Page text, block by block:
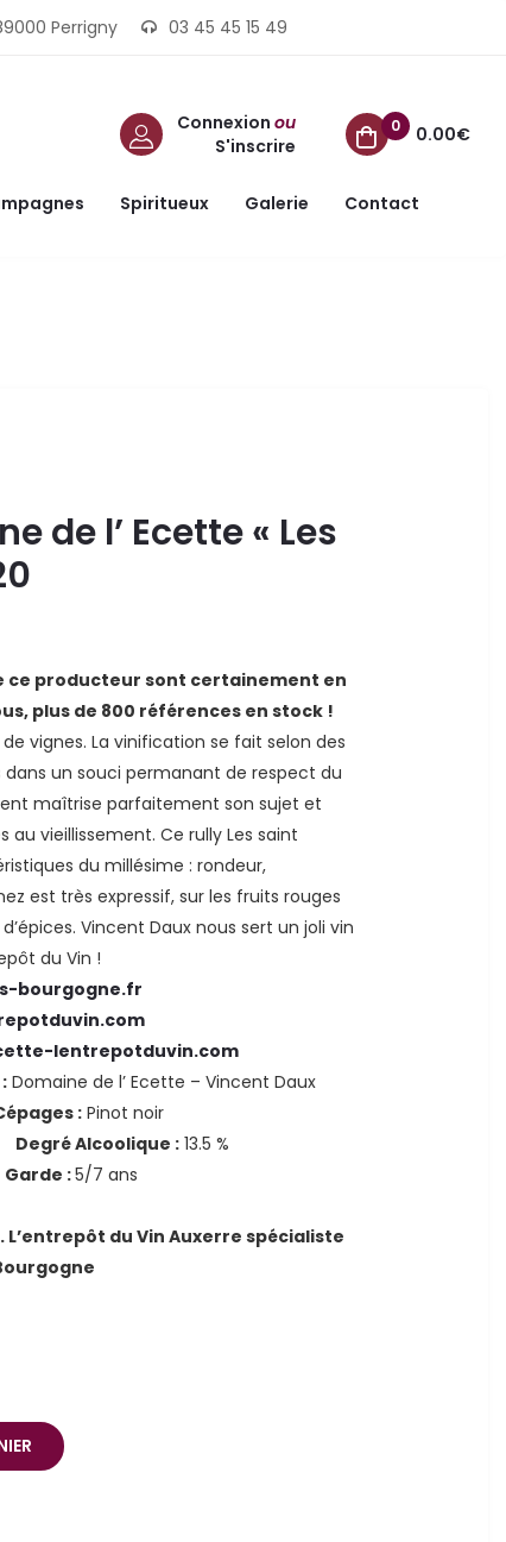
Perrigny 03 45 45 15 49
Connexion ou
S'inscrire
0 0.00€
Spiritueux Galerie Contact
de l’ Ecette « Les
ce producteur sont certainement en
plus de 800 références en stock !
vignes. La vinification se fait selon des
un souci permanant de respect du
maîtrise parfaitement son sujet et
vieillissement. Ce rully Les saint
du millésime : rondeur,
est très expressif, sur les fruits rouges
Vincent Daux nous sert un joli vin
du Vin !
bourgogne.fr
lentrepotduvin.com
Domaine de l’ Ecette – Vincent Daux
: Pinot noir
Degré Alcoolique : 13.5 %
Garde :5/7 ans
du Vin Auxerre spécialiste